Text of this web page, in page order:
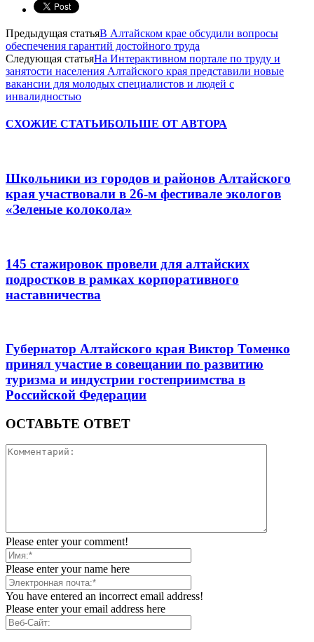
Предыдущая статьяВ Алтайском крае обсудили вопросы
обеспечения гарантий достойного труда
Следующая статьяНа Интерактивном портале по труду и
занятости населения Алтайского края представили новые
вакансии для молодых специалистов и людей с
инвалидностью
СХОЖИЕ СТАТЬИБОЛЬШЕ ОТ АВТОРА
Школьники из городов и районов Алтайского
края участвовали в 26-м фестивале экологов
«Зеленые колокола»
145 стажировок провели для алтайских
подростков в рамках корпоративного
наставничества
Губернатор Алтайского края Виктор Томенко
принял участие в совещании по развитию
туризма и индустрии гостеприимства в
Российской Федерации
ОСТАВЬТЕ ОТВЕТ
Please enter your comment!
Please enter your name here
You have entered an incorrect email address!
Please enter your email address here